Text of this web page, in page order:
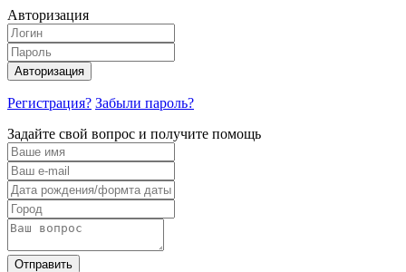
Авторизация
Авторизация
Регистрация? Забыли пароль?
Задайте свой вопрос и получите помощь
Отправить